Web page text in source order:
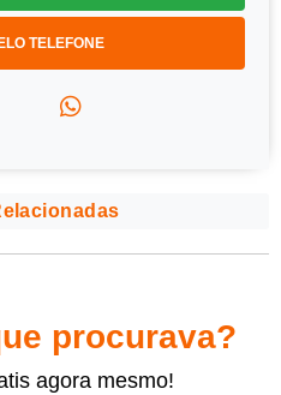
TELEFONE
procurava?
agora mesmo!